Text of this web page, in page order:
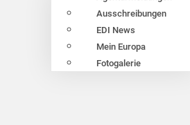
Ausschreibungen
EDI News
Mein Europa
Fotogalerie